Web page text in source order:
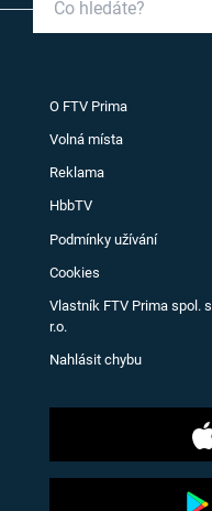
O FTV Prima
Volná místa
Reklama
HbbTV
Podmínky užívání
Cookies
Vlastník FTV Prima spol. s
r.o.
Nahlásit chybu